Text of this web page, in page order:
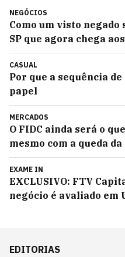
NEGÓCIOS
Como um visto
SP que agora chega
CASUAL
Por que a sequência
papel
MERCADOS
O FIDC ainda será o
mesmo com a queda da
EXAME IN
EXCLUSIVO: FTV
negócio é avaliado em
EDITORIAS